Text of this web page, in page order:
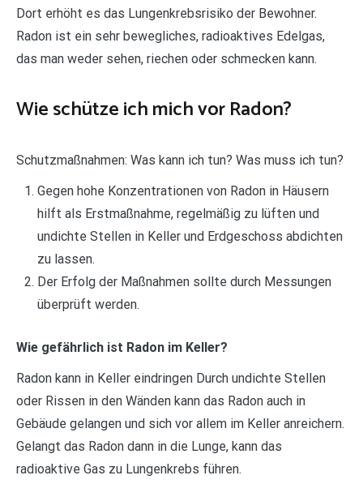
Dort erhöht es das Lungenkrebsrisiko der Bewohner.
Radon ist ein sehr bewegliches, radioaktives Edelgas,
das man weder sehen, riechen oder schmecken kann.
Wie schütze ich mich vor Radon?
Schutzmaßnahmen: Was kann ich tun? Was muss ich tun?
Gegen hohe Konzentrationen von Radon in Häusern
hilft als Erstmaßnahme, regelmäßig zu lüften und
undichte Stellen in Keller und Erdgeschoss abdichten
zu lassen.
Der Erfolg der Maßnahmen sollte durch Messungen
überprüft werden.
Wie gefährlich ist Radon im Keller?
Radon kann in Keller eindringen Durch undichte Stellen
oder Rissen in den Wänden kann das Radon auch in
Gebäude gelangen und sich vor allem im Keller anreichern.
Gelangt das Radon dann in die Lunge, kann das
radioaktive Gas zu Lungenkrebs führen.